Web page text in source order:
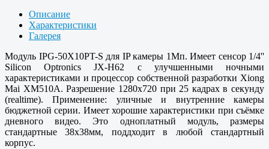
Описание
Характеристики
Галерея
Модуль IPG-50X10PT-S для IP камеры 1Мп. Имеет сенсор 1/4''
Silicon Optronics JX-H62 с улучшенными ночными
характеристиками и процессор собственной разработки Xiong
Mai XM510A. Разрешение 1280x720 при 25 кадрах в секунду
(realtime). Применение: уличные и внутренние камеры
бюджетной серии. Имеет хорошие характеристики при съёмке
дневного видео. Это одноплатный модуль, размеры
стандартные 38x38мм, поддходит в любой стандартный
корпус.